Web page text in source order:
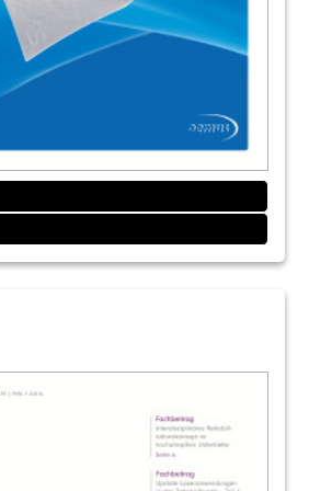
delegieren mit
Factoring –
2026
bleibt, doch die
mit ipl.-Ing. André
Pukropp
2026: Vitamin C für Ihr
Dentalbranche lebt in